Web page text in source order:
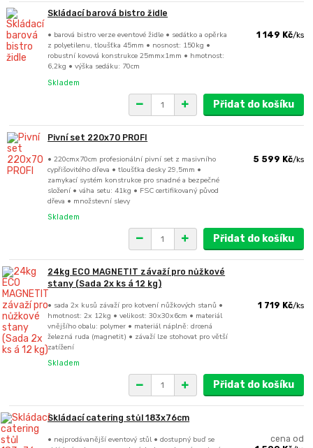
Skládací barová bistro židle
• barová bistro verze eventové židle • sedátko a opěrka
z polyetilenu, tloušťka 45mm • nosnost: 150kg •
robustní kovová konstrukce 25mmx1mm • hmotnost:
6,2kg • výška sedáku: 70cm
1 149 Kč/ks
Skladem
Přidat do košíku
Pivní set 220x70 PROFI
• 220cmx70cm profesionální pivní set z masivního
cypřišovitého dřeva • tloušťka desky 29,5mm •
zamykací systém konstrukce pro snadné a bezpečné
složení • váha setu: 41kg • FSC certifikovaný původ
dřeva • množstevní slevy
5 599 Kč/ks
Skladem
Přidat do košíku
24kg ECO MAGNETIT závaží pro nůžkové
stany (Sada 2x ks á 12 kg)
• sada 2x kusů závaží pro kotvení nůžkových stanů •
hmotnost: 2x 12kg • velikost: 30x30x6cm • materiál
vnějšího obalu: polymer • materiál náplně: drcená
železná ruda (magnetit) • závaží lze stohovat pro větší
zatížení
1 719 Kč/ks
Skladem
Přidat do košíku
Skládací catering stůl 183x76cm
• nejprodávanější eventový stůl • dostupný buď se
cena od